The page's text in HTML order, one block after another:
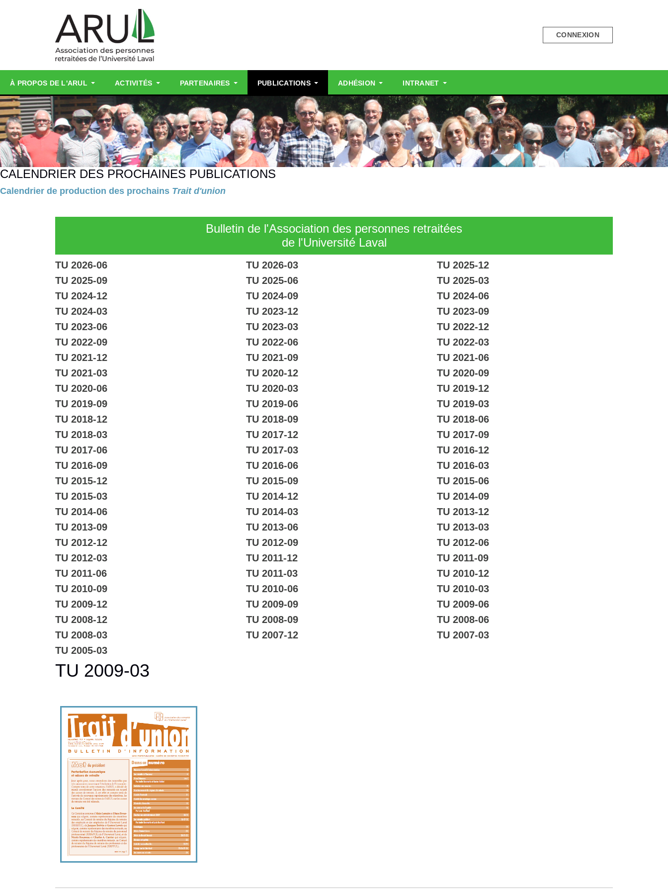
CONNEXION
À PROPOS DE L'ARUL ACTIVITÉS PARTENAIRES PUBLICATIONS ADHÉSION INTRANET
CALENDRIER DES PROCHAINES PUBLICATIONS
Calendrier de production des prochains Trait d'union
Bulletin de l'Association des personnes retraitées
de l'Université Laval
TU 2026-06 TU 2026-03
TU 2025-12
TU 2025-09
TU 2025-06
TU 2025-03
TU 2024-12
TU 2024-09
TU 2024-06
TU 2024-03
TU 2023-12
TU 2023-09
TU 2023-06
TU 2023-03
TU 2022-12
TU 2022-09
TU 2022-06
TU 2022-03
TU 2021-12
TU 2021-09
TU 2021-06
TU 2021-03
TU 2020-12
TU 2020-09
TU 2020-06
TU 2020-03
TU 2019-12
TU 2019-09
TU 2019-06
TU 2019-03
TU 2018-12
TU 2018-09
TU 2018-06
TU 2018-03
TU 2017-12
TU 2017-09
TU 2017-06
TU 2017-03
TU 2016-12
TU 2016-09
TU 2016-06
TU 2016-03
TU 2015-12
TU 2015-09
TU 2015-06
TU 2015-03
TU 2014-12
TU 2014-09
TU 2014-06
TU 2014-03
TU 2013-12
TU 2013-09
TU 2013-06
TU 2013-03
TU 2012-12
TU 2012-09
TU 2012-06
TU 2012-03
TU 2011-12
TU 2011-09
TU 2011-06
TU 2011-03
TU 2010-12
TU 2010-09
TU 2010-06
TU 2010-03
TU 2009-12
TU 2009-09
TU 2009-06
TU 2008-12
TU 2008-09
TU 2008-06
TU 2008-03
TU 2007-12
TU 2007-03
TU 2005-03
TU 2009-03